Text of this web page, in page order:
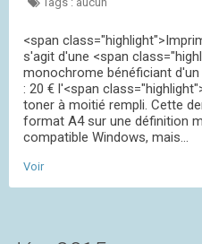
<span
s'agit d'une <span
monochrome bénéficiant
: 20 € l'<span
toner à moitié rempli. Cette
format A4 sur une définition
compatible Windows, mais...
Voir